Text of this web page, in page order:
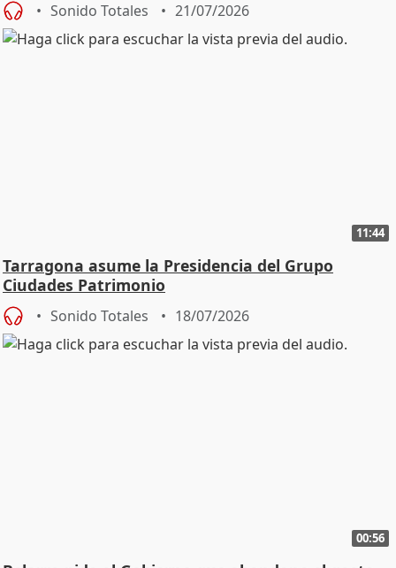
Sonido Totales 21/07/2026
11:44
Tarragona asume la Presidencia del Grupo
Ciudades Patrimonio
Sonido Totales 18/07/2026
00:56